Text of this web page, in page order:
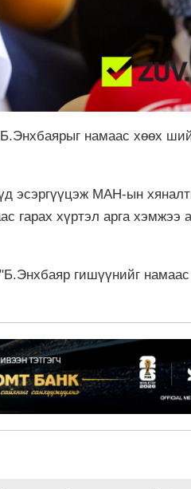
намаас хөөх
эсэргүүцэж МАН-ын
гарах хүртэл арга хэмжээ
гишүүнийг намаас